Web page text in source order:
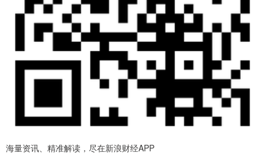
海量资讯、精准解读，尽在新浪财经APP